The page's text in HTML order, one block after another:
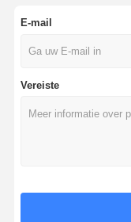
E-mail
Vereiste